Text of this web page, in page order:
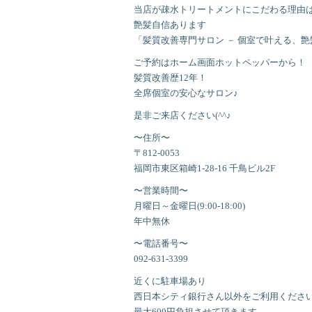
当店が疎水トリートメントにこだわる理由
艶髪自信あります
「髪質改善専門サロン － 個室で叶える、艶
ご予約はホーム画面ホットペッパーから！
髪質改善歴12年！
全席個室の安心なサロン♪
是非ご来店ください(^^♪
〜住所〜
〒812-0053
福岡市東区箱崎1-28-16 千鳥ビル2F
〜営業時間〜
月曜日～金曜日(9:00-18:00)
年中無休
〜電話番号〜
092-631-3399
近くに駐車場あり
西日本シティ銀行さん以外をご利用くださ